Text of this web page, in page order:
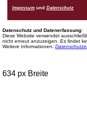
Impessum und Datenschutz
Datenschutz und Datenerfassung:
Diese Website verwendet
nicht erneut anzuzeigen. Es findet
Weitere Informationen:
634 px Breite